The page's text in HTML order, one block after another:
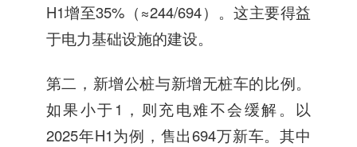
H1增至35%（≈244/694）。这主要得益
于电力基础设施的建设。
第二，新增公桩与新增无桩车的比例。
如果小于1，则充电难不会缓解。以
2025年H1为例，售出694万新车。其中